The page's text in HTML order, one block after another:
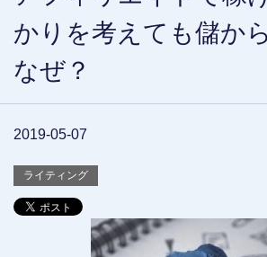
かりを考えても儲か
なぜ？
2019-05-07
ライティング